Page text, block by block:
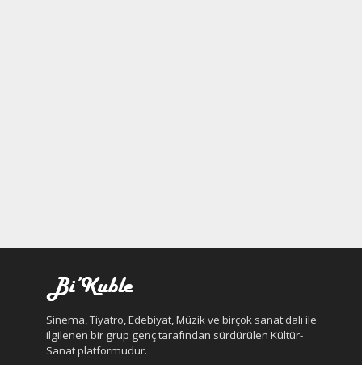
Sinema, Tiyatro, Edebiyat, Müzik ve birçok sanat dalı ile
ilgilenen bir grup genç tarafından sürdürülen Kültür-
Sanat platformudur.